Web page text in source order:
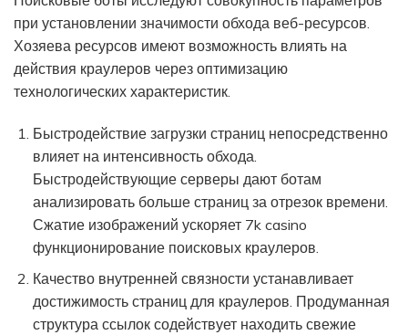
при установлении значимости обхода веб-ресурсов.
Хозяева ресурсов имеют возможность влиять на
действия краулеров через оптимизацию
технологических характеристик.
Быстродействие загрузки страниц непосредственно
влияет на интенсивность обхода.
Быстродействующие серверы дают ботам
анализировать больше страниц за отрезок времени.
Сжатие изображений ускоряет 7k casino
функционирование поисковых краулеров.
Качество внутренней связности устанавливает
достижимость страниц для краулеров. Продуманная
структура ссылок содействует находить свежие